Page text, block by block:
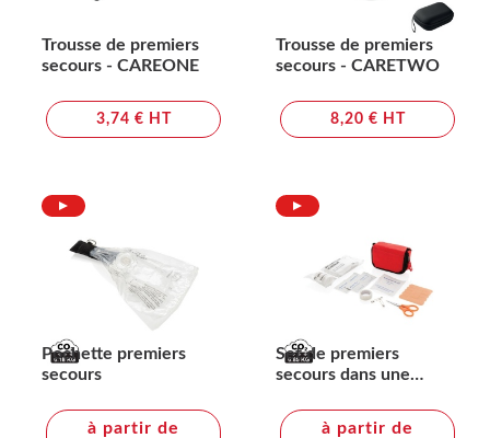
Trousse de premiers
secours - CAREONE
3,74 € HT
Trousse de premiers
secours - CARETWO
8,20 € HT
Pochette premiers
secours
à partir de
Set de premiers
secours dans une
à partir de